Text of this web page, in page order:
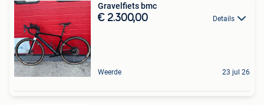
Gravelfiets bmc
€ 2.300,00 Details
Weerde 23 jul 26